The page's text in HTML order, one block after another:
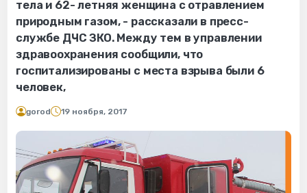
тела и 62- летняя женщина с отравлением
природным газом, - рассказали в пресс-
службе ДЧС ЗКО. Между тем в управлении
здравоохранения сообщили, что
госпитализированы с места взрыва были 6
человек,
gorod 19 ноября, 2017